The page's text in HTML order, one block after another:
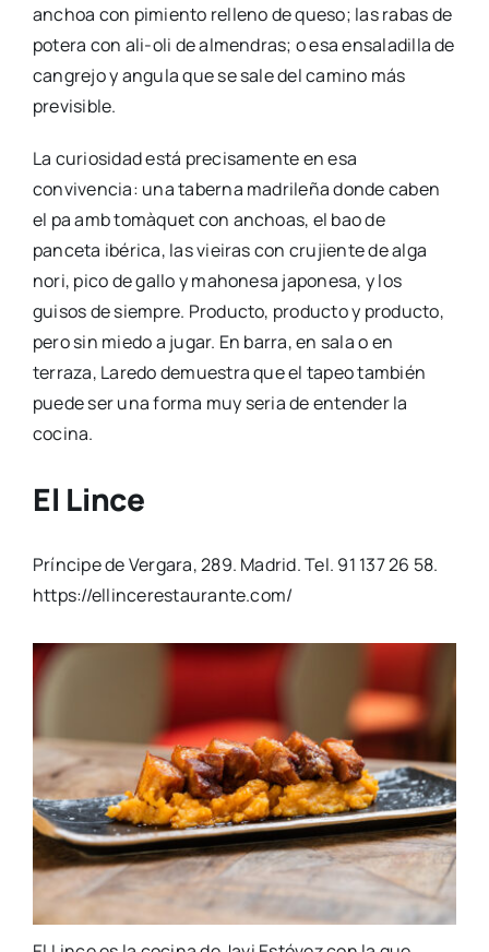
anchoa con pimiento relleno de queso; las rabas de
potera con ali-oli de almendras; o esa ensaladilla de
cangrejo y angula que se sale del camino más
previsible.
La curiosidad está precisamente en esa
convivencia: una taberna madrileña donde caben
el pa amb tomàquet con anchoas, el bao de
panceta ibérica, las vieiras con crujiente de alga
nori, pico de gallo y mahonesa japonesa, y los
guisos de siempre. Producto, producto y producto,
pero sin miedo a jugar. En barra, en sala o en
terraza, Laredo demuestra que el tapeo también
puede ser una forma muy seria de entender la
cocina.
El Lince
Príncipe de Vergara, 289. Madrid. Tel. 91 137 26 58.
https://ellincerestaurante.com/